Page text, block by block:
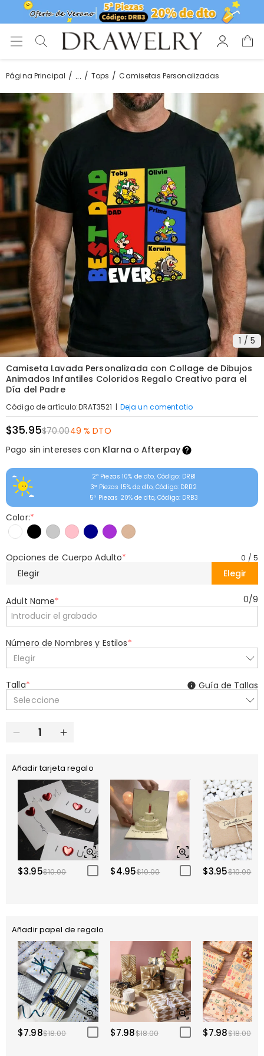
Página Principal ... Tops Camisetas Personalizadas
1 / 5
Camiseta Lavada Personalizada con Collage de Dibujos
Animados Infantiles Coloridos Regalo Creativo para el
Día del Padre
Código de artículo:DRAT3521 | Deja un comentatio
$35.95$70.0049 % DTO
Pago sin intereses con Klarna oAfterpay
2ª Piezas 10% de dto, Código: DRB1
3ª Piezas 15% de dto, Código: DRB2
5ª Piezas 20% de dto, Código: DRB3
Color:*
Opciones de Cuerpo Adulto* 0 / 5
Elegir Elegir
Adult Name* 0/9
Número de Nombres y Estilos*
Elegir
Talla*
Seleccione
Guía de Tallas
Añadir tarjeta regalo
$3.95$10.00 $4.95$10.00 $3.95$10.00
Añadir papel de regalo
$7.98$18.00 $7.98$18.00 $7.98$18.00